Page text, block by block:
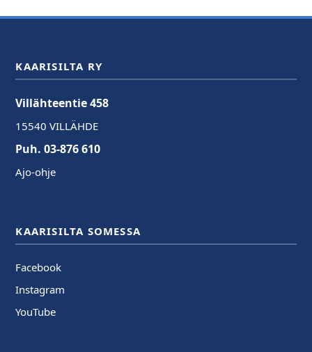
KAARISILTA RY
Villähteentie 458
15540 VILLÄHDE
Puh. 03-876 610
Ajo-ohje
KAARISILTA SOMESSA
Facebook
Instagram
YouTube